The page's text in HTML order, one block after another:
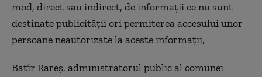
mod, direct sau indirect, de informaţii ce nu sunt
destinate publicităţii ori permiterea accesului unor
persoane neautorizate la aceste informaţii,
Batîr Rareș, administratorul public al comunei